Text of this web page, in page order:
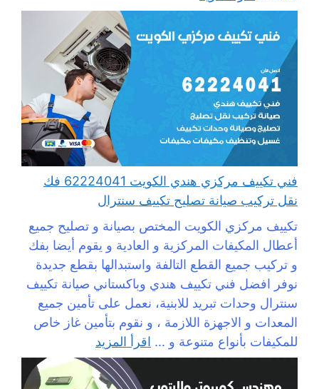
فني تكييف مركزي هندي الكويت 62224041 فك
نقل تركيب صيانة تصليح تكييف سنترال
تكييف مركزي الكويت المختص بصيانة و تصليح جميع
أعطال المكيفات المركزية و العادية و يقوم أيضا بفك
و تركيب جميع القطع التالفة واستبدالها بقطع جديدة
نوفر افضل فني تكييف هندي وباكستاني صيانة تكييف
سنترال وحدات تبريد للابنية، نعمل على تأمين جميع
المعدات و الاجهزة اللازمة ، و نقوم بتأمين غاز خاص
للمكيفات بأنواع متنوعة و ... اقرأ المزيد